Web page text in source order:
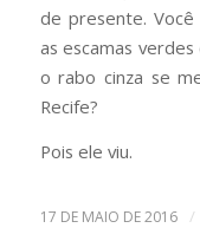
de presente.
as escamas
o rabo cinza se
Recife?
Pois ele viu.
17 DE MAIO DE 2016 /